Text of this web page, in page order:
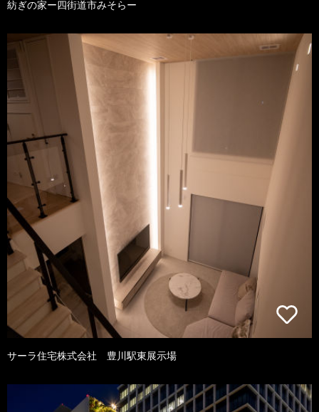
紡ぎの家ー四街道市みそらー
サーラ住宅株式会社 豊川駅東展示場